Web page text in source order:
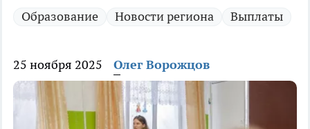
Образование Новости региона Выплаты
25 ноября 2025 Олег Ворожцов